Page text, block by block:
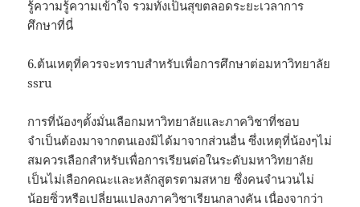
รู้ความรู้ความเข้าใจ รวมทั้งเป็นสุขตลอดระยะเวลาการ
ศึกษาที่นี่
6.ต้นเหตุที่ควรจะทราบสำหรับเพื่อการศึกษาต่อมหาวิทยาลัย
ssru
การที่น้องๆตั้งมั่นเลือกมหาวิทยาลัยและภาควิชาที่ชอบ
จำเป็นต้องมาจากตนเองมิได้มาจากส่วนอื่น ซึ่งเหตุที่น้องๆไม่
สมควรเลือกสำหรับเพื่อการเรียนต่อในระดับมหาวิทยาลัย
เป็นไม่เลือกคณะและหลักสูตรตามสหาย ซึ่งคนจำนวนไม่
น้อยซิ่วหรือเปลี่ยนแปลงภาควิชาเรียนกลางคัน เนื่องจากว่า